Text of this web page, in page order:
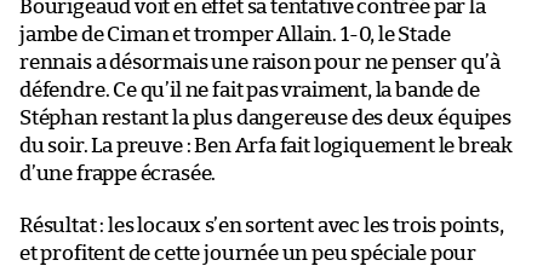
Bourigeaud voit en effet sa tentative contrée par la
jambe de Ciman et tromper Allain. 1-0, le Stade
rennais a désormais une raison pour ne penser qu’à
défendre. Ce qu’il ne fait pas vraiment, la bande de
Stéphan restant la plus dangereuse des deux équipes
du soir. La preuve : Ben Arfa fait logiquement le break
d’une frappe écrasée.
Résultat : les locaux s’en sortent avec les trois points,
et profitent de cette journée un peu spéciale pour